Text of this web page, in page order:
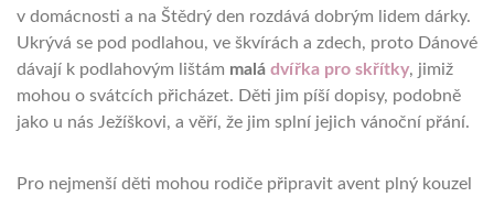
v domácnosti a na Štědrý den rozdává dobrým lidem dárky.
Ukrývá se pod podlahou, ve škvírách a zdech, proto Dánové
dávají k podlahovým lištám malá dvířka pro skřítky, jimiž
mohou o svátcích přicházet. Děti jim píší dopisy, podobně
jako u nás Ježíškovi, a věří, že jim splní jejich vánoční přání.
Pro nejmenší děti mohou rodiče připravit avent plný kouzel